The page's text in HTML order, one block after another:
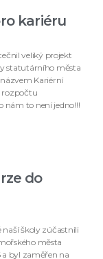
kariéru
veliký projekt
statutárního města
Kariérní
rozpočtu
to není jedno!!!
do
naší školy zúčastnili
města
a byl zaměřen na